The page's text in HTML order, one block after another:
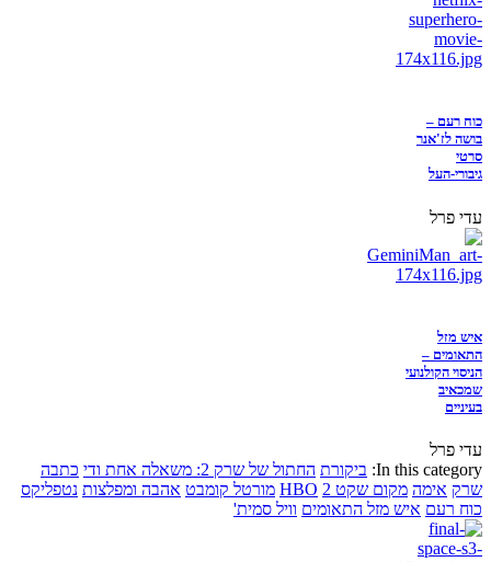
כוח רעם –
בושה לז'אנר
סרטי
גיבורי-העל
עדי פרל
איש מזל
התאומים –
הניסוי הקולנועי
שמכאיב
בעיניים
עדי פרל
In this category: ביקורת החתול של שרק 2: משאלה אחת ודי
כתבה
שרק אימה מקום שקט 2 HBO מורטל קומבט אהבה ומפלצות נטפליקס
כוח רעם איש מזל התאומים וויל סמית'